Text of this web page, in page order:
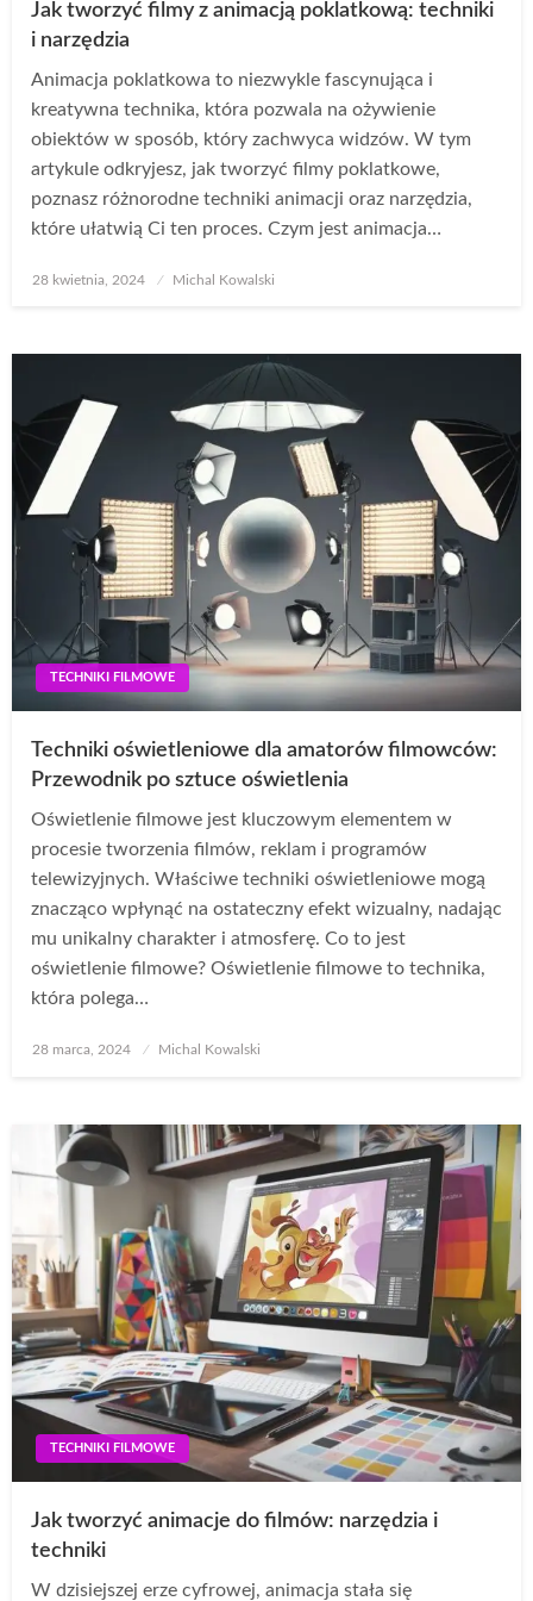
Jak tworzyć filmy z animacją poklatkową: techniki
i narzędzia
Animacja poklatkowa to niezwykle fascynująca i
kreatywna technika, która pozwala na ożywienie
obiektów w sposób, który zachwyca widzów. W tym
artykule odkryjesz, jak tworzyć filmy poklatkowe,
poznasz różnorodne techniki animacji oraz narzędzia,
które ułatwią Ci ten proces. Czym jest animacja…
Opublikowane
28 kwietnia, 2024 Michal Kowalski
TECHNIKI FILMOWE
Techniki oświetleniowe dla amatorów filmowców:
Przewodnik po sztuce oświetlenia
Oświetlenie filmowe jest kluczowym elementem w
procesie tworzenia filmów, reklam i programów
telewizyjnych. Właściwe techniki oświetleniowe mogą
znacząco wpłynąć na ostateczny efekt wizualny, nadając
mu unikalny charakter i atmosferę. Co to jest
oświetlenie filmowe? Oświetlenie filmowe to technika,
która polega…
Opublikowane
28 marca, 2024 Michal Kowalski
TECHNIKI FILMOWE
Jak tworzyć animacje do filmów: narzędzia i
techniki
W dzisiejszej erze cyfrowej, animacja stała się